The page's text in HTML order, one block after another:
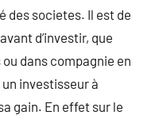
des societes. Il est de
d’investir, que
dans compagnie en
investisseur à
gain. En effet sur le